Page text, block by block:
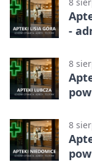
8
-
8
8